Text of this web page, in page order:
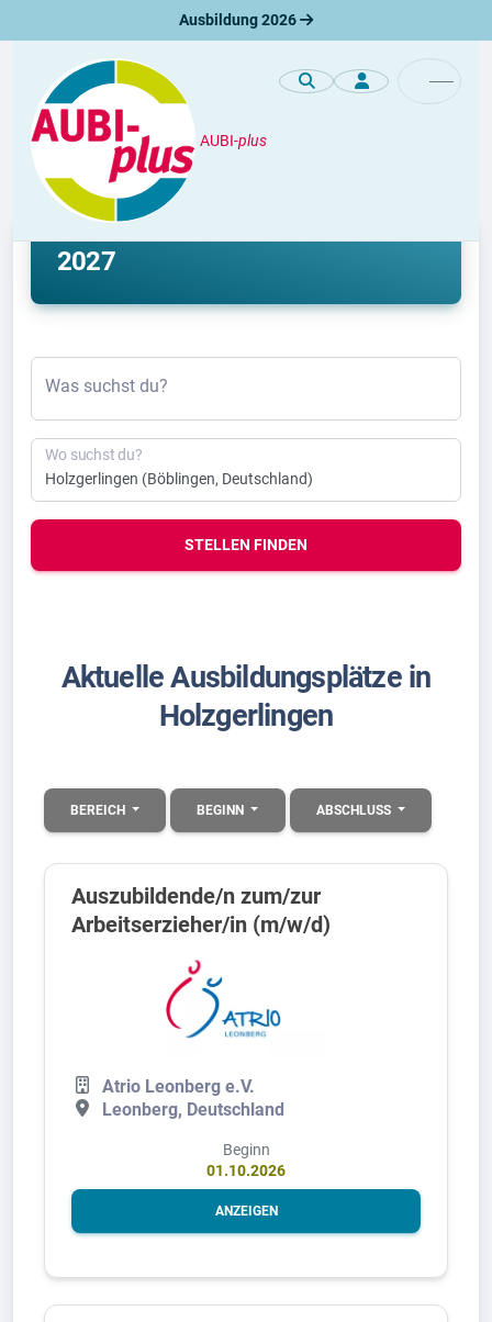
Ausbildung 2026
AUBI-plus
Ausbildung
Ausbildung Holzgerlingen 2026 &
2027
Was suchst du?
Wo suchst du?
STELLEN FINDEN
Aktuelle Ausbildungsplätze in
Holzgerlingen
BEREICH BEGINN ABSCHLUSS
Auszubildende/n zum/zur
Arbeitserzieher/in (m/w/d)
Atrio Leonberg e.V.
Leonberg, Deutschland
Beginn
01.10.2026
ANZEIGEN